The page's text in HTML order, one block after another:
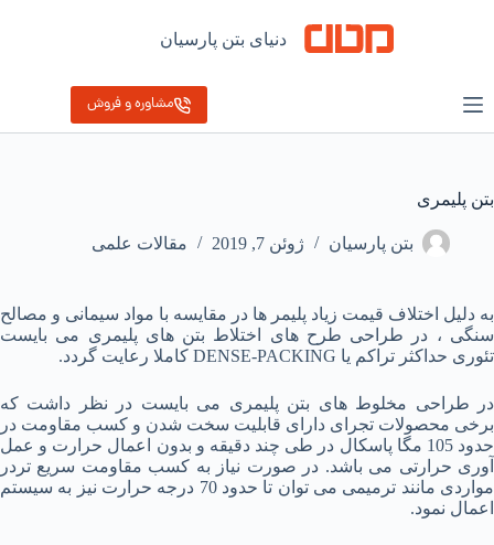
دنیای بتن پارسیان
مشاوره و فروش
بتن پلیمری
بتن پارسیان ژوئن 7, 2019 مقالات علمی
به دلیل اختلاف قیمت زیاد پلیمر ها در مقایسه با مواد سیمانی و مصالح
سنگی ، در طراحی طرح های اختلاط بتن های پلیمری می بایست
تئوری حداکثر تراکم یا DENSE-PACKING کاملا رعایت گردد.
در طراحی مخلوط های بتن پلیمری می بایست در نظر داشت که
برخی محصولات تجرای دارای قابلیت سخت شدن و کسب مقاومت در
حدود 105 مگا پاسکال در طی چند دقیقه و بدون اعمال حرارت و عمل
آوری حرارتی می باشد. در صورت نیاز به کسب مقاومت سریع تردر
مواردی مانند ترمیمی می توان تا حدود 70 درجه حرارت نیز به سیستم
اعمال نمود.